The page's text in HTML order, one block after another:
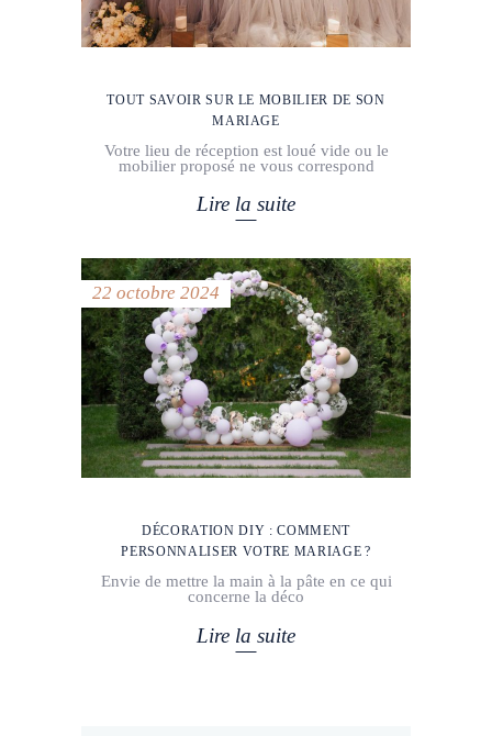
TOUT SAVOIR SUR LE MOBILIER DE SON
MARIAGE
Votre lieu de réception est loué vide ou le
mobilier proposé ne vous correspond
Lire la suite
22 octobre 2024
DÉCORATION DIY : COMMENT
PERSONNALISER VOTRE MARIAGE ?
Envie de mettre la main à la pâte en ce qui
concerne la déco
Lire la suite